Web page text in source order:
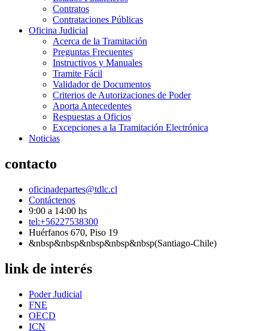
Contratos
Contrataciones Públicas
Oficina Judicial
Acerca de la Tramitación
Preguntas Frecuentes
Instructivos y Manuales
Tramite Fácil
Validador de Documentos
Criterios de Autorizaciones de Poder
Aporta Antecedentes
Respuestas a Oficios
Excepciones a la Tramitación Electrónica
Noticias
contacto
oficinadepartes@tdlc.cl
Contáctenos
9:00 a 14:00 hs
tel:+56227538300
Huérfanos 670, Piso 19
&nbsp&nbsp&nbsp&nbsp&nbsp(Santiago-Chile)
link de interés
Poder Judicial
FNE
OECD
ICN